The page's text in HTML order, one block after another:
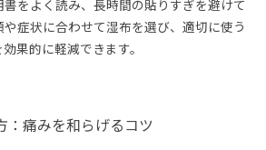
をよく読み、長時間の貼りすぎを避けて
症状に合わせて湿布を選び、適切に使う
果的に軽減できます。
：痛みを和らげるコツ